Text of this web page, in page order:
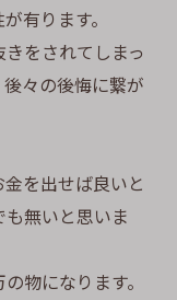
有ります。
をされてしまっ
々の後悔に繋が
を出せば良いと
無いと思いま
物になります。